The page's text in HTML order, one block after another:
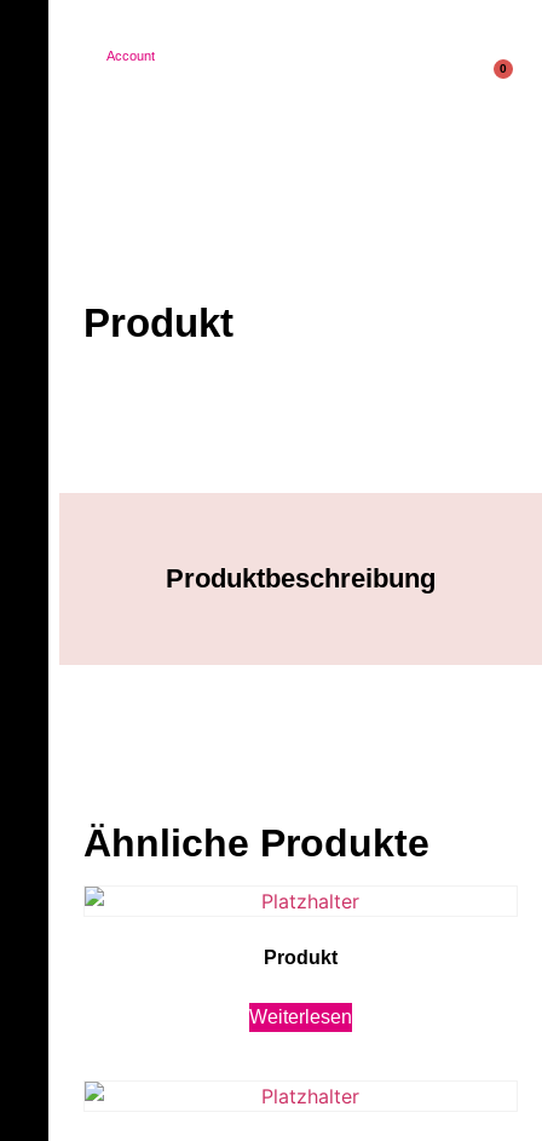
Account
0
Produkt
Produktbeschreibung
Ähnliche Produkte
Produkt
Weiterlesen